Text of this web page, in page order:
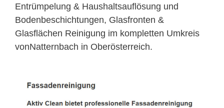
Entrümpelung & Haushaltsauflösung und
Bodenbeschichtungen, Glasfronten &
Glasflächen Reinigung im kompletten Umkreis
vonNatternbach in Oberösterreich.